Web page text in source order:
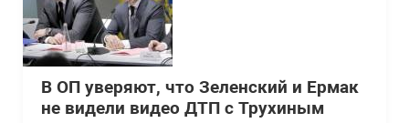
В ОП уверяют, что Зеленский и Ермак
не видели видео ДТП с Трухиным